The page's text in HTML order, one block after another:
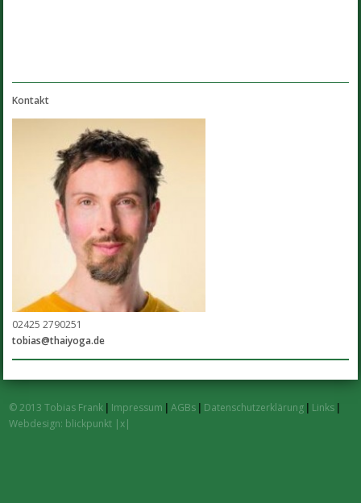
Kontakt
02425 2790251
tobias@thaiyoga.de
© 2013 Tobias Frank | Impressum | AGBs | Datenschutzerklärung | Links |
Webdesign: blickpunkt |x|